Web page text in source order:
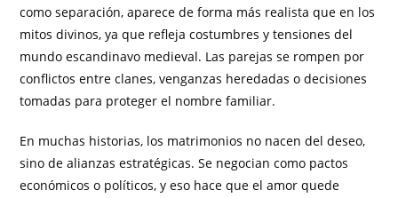
como separación, aparece de forma más realista que en los
mitos divinos, ya que refleja costumbres y tensiones del
mundo escandinavo medieval. Las parejas se rompen por
conflictos entre clanes, venganzas heredadas o decisiones
tomadas para proteger el nombre familiar.
En muchas historias, los matrimonios no nacen del deseo,
sino de alianzas estratégicas. Se negocian como pactos
económicos o políticos, y eso hace que el amor quede